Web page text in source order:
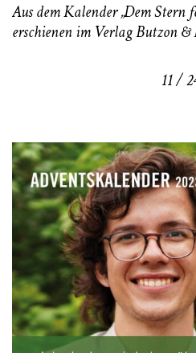
Aus dem Kalender „Dem Stern
erschienen im Verlag Butzon &
11 /